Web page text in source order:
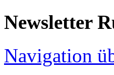
Newsletter
Navigation